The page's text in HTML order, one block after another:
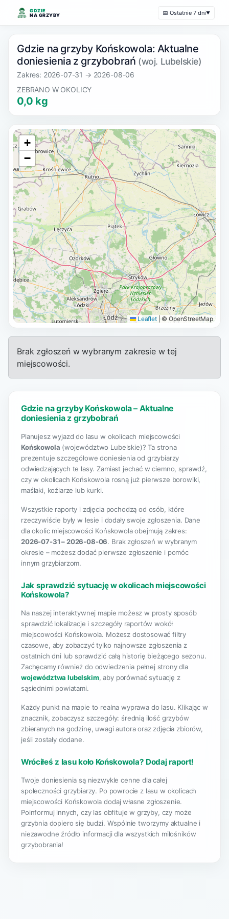
GDZIE
NA GRZYBY
📅 Ostatnie 7 dni▼
Gdzie na grzyby Końskowola: Aktualne
doniesienia z grzybobrań (woj. Lubelskie)
Zakres: 2026-07-31 → 2026-08-06
ZEBRANO W OKOLICY
0,0 kg
+
−
Leaflet © OpenStreetMap
Brak zgłoszeń w wybranym zakresie w tej
miejscowości.
Gdzie na grzyby Końskowola – Aktualne
doniesienia z grzybobrań
Planujesz wyjazd do lasu w okolicach miejscowości
Końskowola (województwo Lubelskie)? Ta strona
prezentuje szczegółowe doniesienia od grzybiarzy
odwiedzających te lasy. Zamiast jechać w ciemno, sprawdź,
czy w okolicach Końskowola rosną już pierwsze borowiki,
maślaki, koźlarze lub kurki.
Wszystkie raporty i zdjęcia pochodzą od osób, które
rzeczywiście były w lesie i dodały swoje zgłoszenia. Dane
dla okolic miejscowości Końskowola obejmują zakres:
2026-07-31 – 2026-08-06. Brak zgłoszeń w wybranym
okresie – możesz dodać pierwsze zgłoszenie i pomóc
innym grzybiarzom.
Jak sprawdzić sytuację w okolicach miejscowości
Końskowola?
Na naszej interaktywnej mapie możesz w prosty sposób
sprawdzić lokalizacje i szczegóły raportów wokół
miejscowości Końskowola. Możesz dostosować filtry
czasowe, aby zobaczyć tylko najnowsze zgłoszenia z
ostatnich dni lub sprawdzić całą historię bieżącego sezonu.
Zachęcamy również do odwiedzenia pełnej strony dla
województwa lubelskim, aby porównać sytuację z
sąsiednimi powiatami.
Każdy punkt na mapie to realna wyprawa do lasu. Klikając w
znacznik, zobaczysz szczegóły: średnią ilość grzybów
zbieranych na godzinę, uwagi autora oraz zdjęcia zbiorów,
jeśli zostały dodane.
Wróciłeś z lasu koło Końskowola? Dodaj raport!
Twoje doniesienia są niezwykle cenne dla całej
społeczności grzybiarzy. Po powrocie z lasu w okolicach
miejscowości Końskowola dodaj własne zgłoszenie.
Poinformuj innych, czy las obfituje w grzyby, czy może
grzybnia dopiero się budzi. Wspólnie tworzymy aktualne i
niezawodne źródło informacji dla wszystkich miłośników
grzybobrania!